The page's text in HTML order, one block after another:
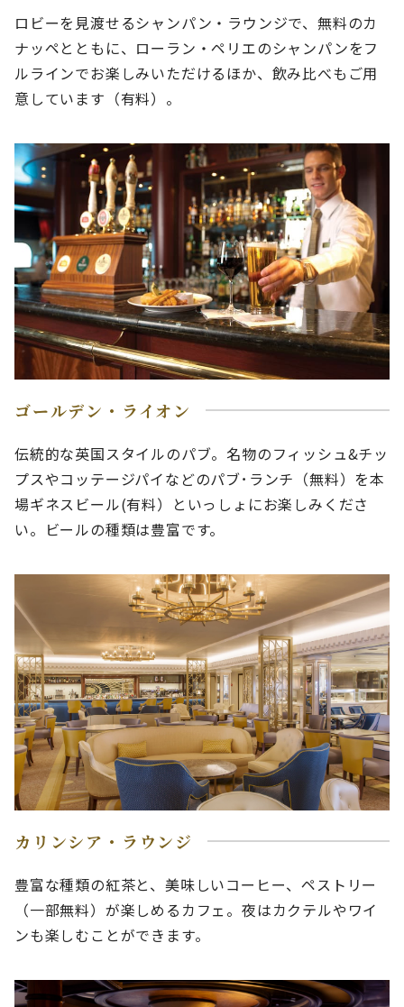
ロビーを見渡せるシャンパン・ラウンジで、無料のカ
ナッペとともに、ローラン・ペリエのシャンパンをフ
ルラインでお楽しみいただけるほか、飲み比べもご用
意しています（有料）。
ゴールデン・ライオン
伝統的な英国スタイルのパブ。名物のフィッシュ&チッ
プスやコッテージパイなどのパブ･ランチ（無料）を本
場ギネスビール(有料）といっしょにお楽しみくださ
い。ビールの種類は豊富です。
カリンシア・ラウンジ
豊富な種類の紅茶と、美味しいコーヒー、ペストリー
（一部無料）が楽しめるカフェ。夜はカクテルやワイ
ンも楽しむことができます。